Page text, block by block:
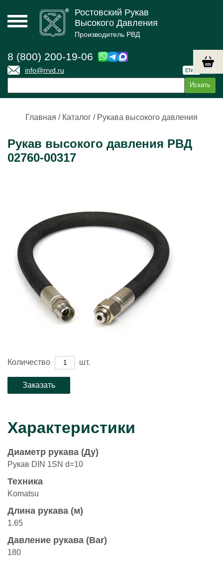
Ростовский Рукав
Высокого Давления
Производитель РВД
8 (800) 200-19-06
info@rrvd.ru ENG
Главная / Каталог / Рукава высокого давления
Рукав высокого давления РВД
02760-00317
Количество шт.
Характеристики
Диаметр рукава (Ду)
Рукав DIN 1SN d=10
Техника
Komatsu
Длина рукава (м)
1.65
Давление рукава (Bar)
180